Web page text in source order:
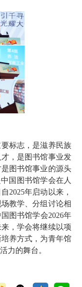
标志，是滋养民族
，是图书馆事业发
图书馆事业的源头
国图书馆学会在人
2025年启动以来，
教学、分组讨论相
图书馆学会2026年
，学会将继续以项
养方式，为青年馆
力的舞台。